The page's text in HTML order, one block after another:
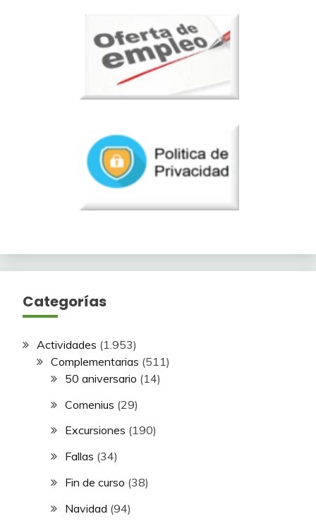
Categorías
Actividades (1.953)
Complementarias (511)
50 aniversario (14)
Comenius (29)
Excursiones (190)
Fallas (34)
Fin de curso (38)
Navidad (94)